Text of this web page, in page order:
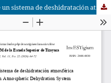
Control e instrumentación de un sistema de deshidratación atmosférica